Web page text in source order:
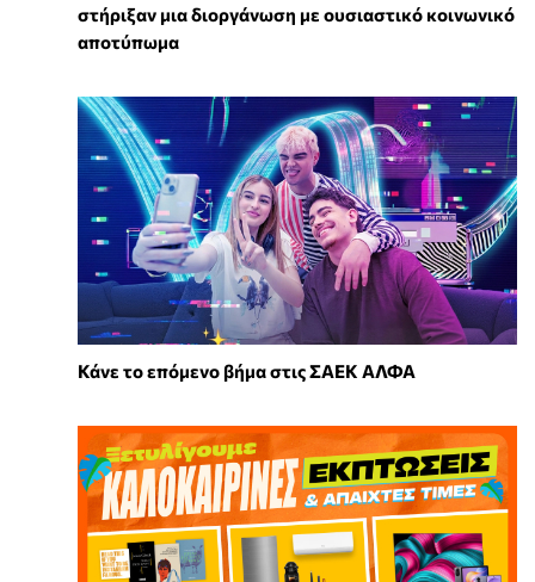
στήριξαν μια διοργάνωση με ουσιαστικό κοινωνικό
αποτύπωμα
Κάνε το επόμενο βήμα στις ΣΑΕΚ ΑΛΦΑ